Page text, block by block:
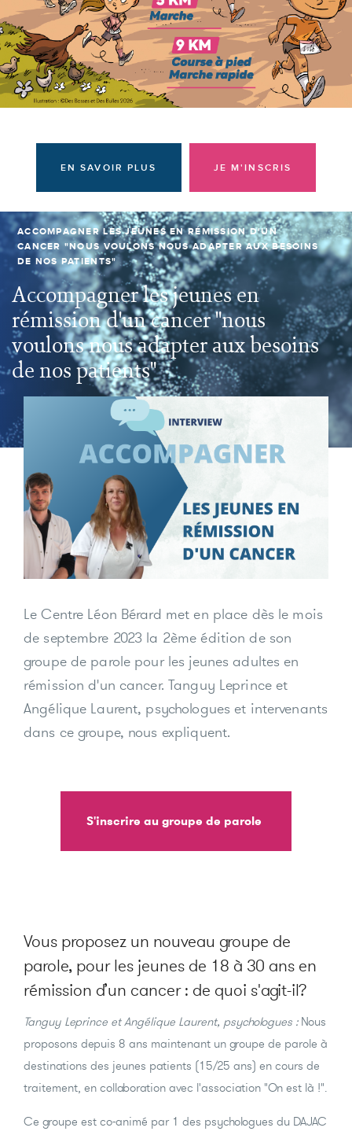
Actualités
Prendre rendez-vous
EN SAVOIR PLUS JE M'INSCRIS
ACCOMPAGNER LES JEUNES EN RÉMISSION D'UN
CANCER "NOUS VOULONS NOUS ADAPTER AUX BESOINS
DE NOS PATIENTS"
Accompagner les jeunes en
rémission d'un cancer "nous
voulons nous adapter aux besoins
de nos patients"
Le Centre Léon Bérard met en place dès le mois
de septembre 2023 la 2ème édition de son
groupe de parole pour les jeunes adultes en
rémission d'un cancer. Tanguy Leprince et
Angélique Laurent, psychologues et intervenants
dans ce groupe, nous expliquent.
S'inscrire au groupe de parole
Vous proposez un nouveau groupe de
parole, pour les jeunes de 18 à 30 ans en
rémission d’un cancer : de quoi s'agit-il?
Tanguy Leprince et Angélique Laurent, psychologues :Nous
proposons depuis 8 ans maintenant un groupe de parole à
destinations des jeunes patients (15/25 ans) en cours de
traitement, en collaboration avec l'association "On est là !".
Ce groupe est co-animé par 1 des psychologues du DAJAC